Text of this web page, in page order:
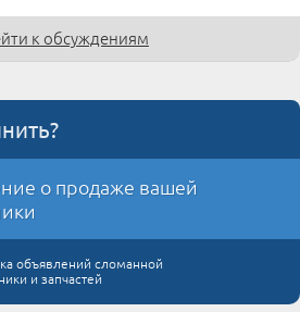
к обсуждениям
о продаже вашей
объявлений сломанной
и запчастей